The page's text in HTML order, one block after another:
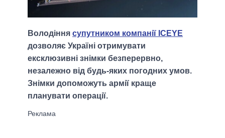
Володіння супутником компанії ICEYE
дозволяє Україні отримувати
ексклюзивні знімки безперервно,
незалежно від будь-яких погодних умов.
Знімки допоможуть армії краще
планувати операції.